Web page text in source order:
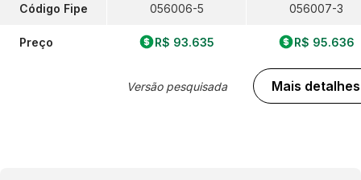
Código Fipe
Preço
056006-5
R$ 93.635
Versão pesquisada
056007-3
R$ 95.636
Mais detalhes